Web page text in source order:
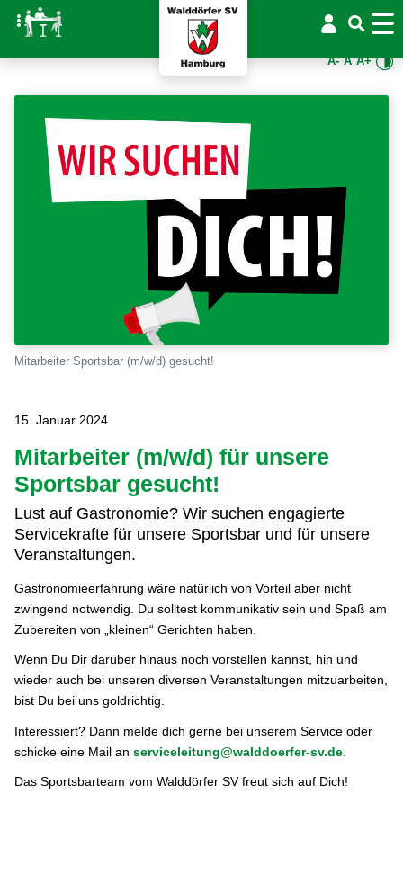
A- A A+
Mitarbeiter Sportsbar (m/w/d) gesucht!
15. Januar 2024
Mitarbeiter (m/w/d) für unsere
Sportsbar gesucht!
Lust auf Gastronomie? Wir suchen engagierte
Servicekrafte für unsere Sportsbar und für unsere
Veranstaltungen.
Gastronomieerfahrung wäre natürlich von Vorteil aber nicht
zwingend notwendig. Du solltest kommunikativ sein und Spaß am
Zubereiten von „kleinen“ Gerichten haben.
Wenn Du Dir darüber hinaus noch vorstellen kannst, hin und
wieder auch bei unseren diversen Veranstaltungen mitzuarbeiten,
bist Du bei uns goldrichtig.
Interessiert? Dann melde dich gerne bei unserem Service oder
schicke eine Mail an serviceleitung@walddoerfer-sv.de.
Das Sportsbarteam vom Walddörfer SV freut sich auf Dich!